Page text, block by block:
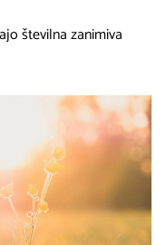
številna zanimiva